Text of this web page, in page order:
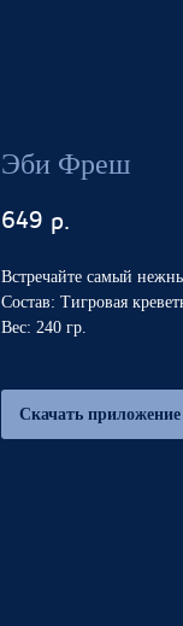
Эби Фреш
649 р.
Встречайте самый
Состав: Тигровая
Вес: 240 гр.
Скачать приложение